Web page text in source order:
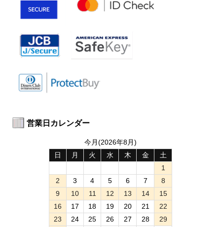
営業日カレンダー
今月(2026年8月)
日
月 火 水 木 金
土
1
2
3 4 5 6 7
8
9
10 11 12 13 14
15
16
17 18 19 20 21
22
23
24 25 26 27 28
29